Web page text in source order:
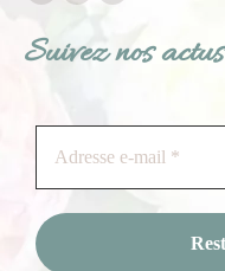
page
opens
new
window
opens
new
window
page
in
new
window
Suivez nos actus